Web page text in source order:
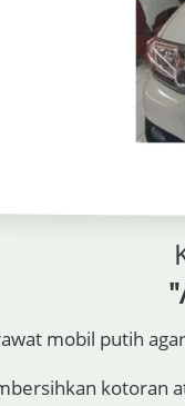
mobil putih
kotoran